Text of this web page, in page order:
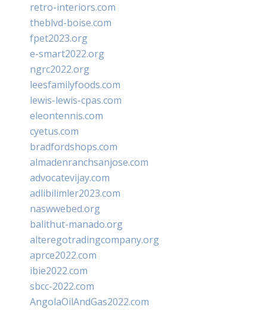
retro-interiors.com
theblvd-boise.com
fpet2023.org
e-smart2022.org
ngrc2022.org
leesfamilyfoods.com
lewis-lewis-cpas.com
eleontennis.com
cyetus.com
bradfordshops.com
almadenranchsanjose.com
advocatevijay.com
adlibilimler2023.com
naswwebed.org
balithut-manado.org
alteregotradingcompany.org
aprce2022.com
ibie2022.com
sbcc-2022.com
AngolaOilAndGas2022.com